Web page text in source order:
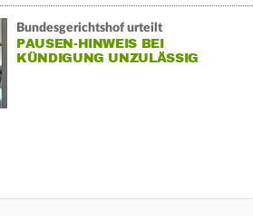
Bundesgerichtshof urteilt
PAUSEN-HINWEIS BEI
KÜNDIGUNG UNZULÄSSIG